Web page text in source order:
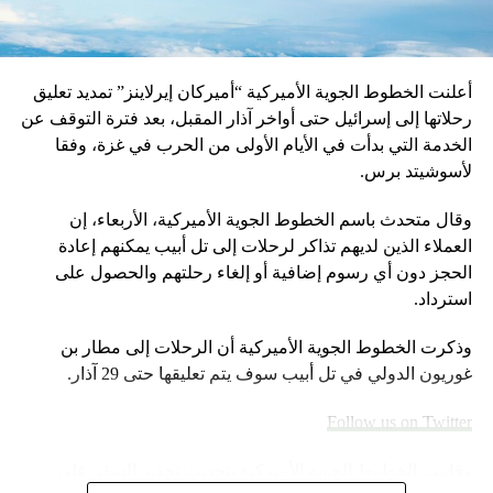
ترامب: القمة مع كيم جونغ أون ستكون في سنغافورة أو
في المنطقة منزوعة السلاح
أعلنت الخطوط الجوية الأميركية “أميركان إيرلاينز” تمديد تعليق
رحلاتها إلى إسرائيل حتى أواخر آذار المقبل، بعد فترة التوقف عن
الخدمة التي بدأت في الأيام الأولى من الحرب في غزة، وفقا
لأسوشيتد برس.
وقال متحدث باسم الخطوط الجوية الأميركية، الأربعاء، إن
العملاء الذين لديهم تذاكر لرحلات إلى تل أبيب يمكنهم إعادة
الحجز دون أي رسوم إضافية أو إلغاء رحلتهم والحصول على
استرداد.
وذكرت الخطوط الجوية الأميركية أن الرحلات إلى مطار بن
غوريون الدولي في تل أبيب سوف يتم تعليقها حتى 29 آذار.
Follow us on Twitter